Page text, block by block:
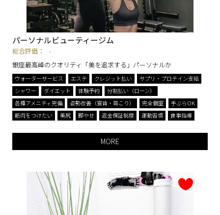
パーソナルビューティージム
総合評価：
-
銀座最高峰のクオリティ「美を追求する」パーソナルか
ウォーターサービス エステ クレジット払い
サプリ・プロテイン支給
シャワー
ダイエット 体験予約
分割払い（ローン）
各種アメニティ完備
姿勢改善（猫背・肩こり） 完全個室
手ぶらOK
筋肉をつけたい
美尻 脚やせ 返金保証制度 運動習慣 食事指導
MORE